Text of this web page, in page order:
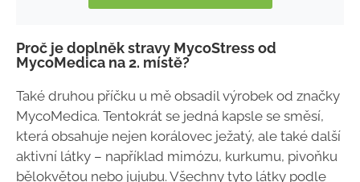
Proč je doplněk stravy MycoStress od
MycoMedica na 2. místě?
Také druhou příčku u mě obsadil výrobek od značky
MycoMedica. Tentokrát se jedná kapsle se směsí,
která obsahuje nejen korálovec ježatý, ale také další
aktivní látky – například mimózu, kurkumu, pivoňku
bělokvětou nebo jujubu. Všechny tyto látky podle